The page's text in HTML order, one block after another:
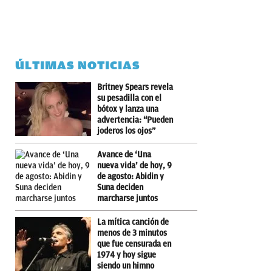
ÚLTIMAS NOTICIAS
Britney Spears revela
su pesadilla con el
bótox y lanza una
advertencia: “Pueden
joderos los ojos”
Avance de ‘Una
nueva vida’ de hoy, 9
de agosto: Abidin y
Suna deciden
marcharse juntos
La mítica canción de
menos de 3 minutos
que fue censurada en
1974 y hoy sigue
siendo un himno